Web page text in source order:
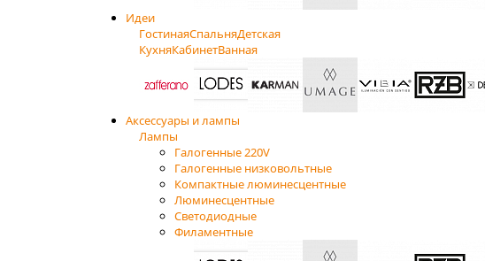
Идеи
ГостинаяСпальняДетская
КухняКабинетВанная
Аксессуары и лампы
Лампы
Галогенные 220V
Галогенные низковольтные
Компактные люминесцентные
Люминесцентные
Светодиодные
Филаментные